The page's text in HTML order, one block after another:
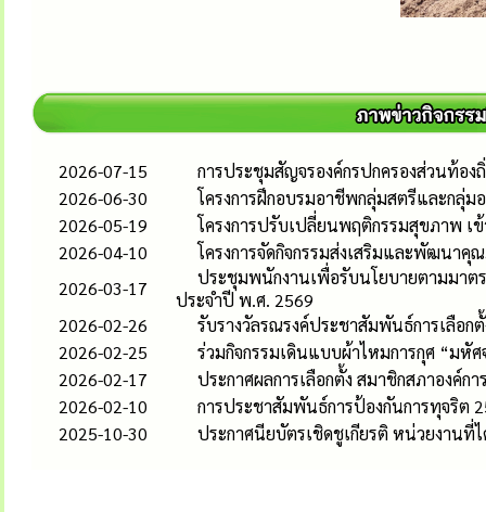
2026-07-15
การประชุมสัญจรองค์กรปกครองส่วนท้อง
2026-06-30
โครงการฝึกอบรมอาชีพกลุ่มสตรีและกลุ่ม
2026-05-19
โครงการปรับเปลี่ยนพฤติกรรมสุขภาพ เ
2026-04-10
โครงการจัดกิจกรรมส่งเสริมและพัฒนา
2026-03-17
ประชุมพนักงานเพื่อรับนโยบายตามมาต
ประจำปี พ.ศ. 2569
2026-02-26
รับรางวัลรณรงค์ประชาสัมพันธ์การเลือก
2026-02-25
ร่วมกิจกรรมเดินแบบผ้าไหมการกุศ “มหั
2026-02-17
ประกาศผลการเลือกตั้ง สมาชิกสภาองค์
2026-02-10
การประชาสัมพันธ์การป้องกันการทุจริต
2025-10-30
ประกาศนียบัตรเชิดชูเกียรติ หน่วยงานที่